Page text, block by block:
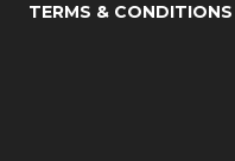
TERMS & CONDITIONS